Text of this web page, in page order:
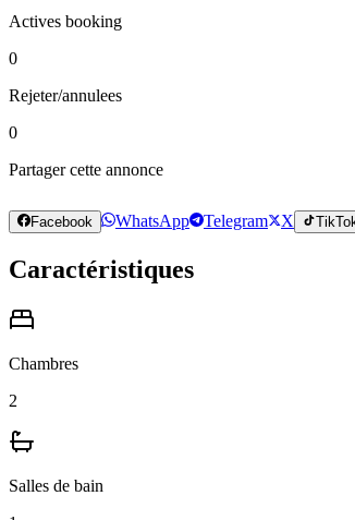
Actives booking
0
Rejeter/annulees
0
Partager cette annonce
Facebook WhatsApp Telegram X
Caractéristiques
Chambres
2
Salles de bain